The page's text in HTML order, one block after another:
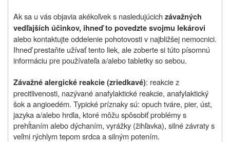
Ak sa u vás objavia akékoľvek s nasledujúcichzávažných
vedľajších účinkov, ihneď to povedzte svojmu lekárovi
alebo kontaktujte oddelenie pohotovosti v najbližšej nemocnici.
Ihneď prestaňte užívať tento liek, ale zoberte si túto písomnú
informáciu pre používateľa a/alebo tabletky so sebou.
Závažné alergické reakcie (zriedkavé): reakcie z
precitlivenosti, nazývané anafylaktické reakcie, anafylaktický
šok a angioedém. Typické príznaky sú: opuch tváre, pier, úst,
jazyka a/alebo hrdla, ktoré môžu spôsobiť problémy s
prehĺtaním alebo dýchaním, vyrážky (žihľavka), silné závraty s
veľmi rýchlym tepom srdca a silným potením.